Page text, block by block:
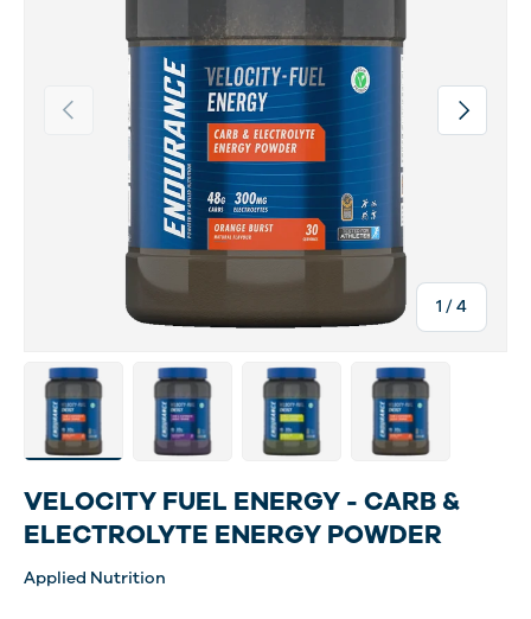
Vorige
1 /van
4
Volgende
Laad afbeelding 1 in gallerij-weergave
Laad afbeelding 4 in gallerij-weergave
Laad afbeelding 5 in gallerij-
Laad afbeelding
VELOCITY FUEL ENERGY - CARB &
ELECTROLYTE ENERGY POWDER
Applied Nutrition